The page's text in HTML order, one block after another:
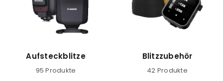
Aufsteckblitze
95 Produkte
Blitzzubehör
42 Produkte